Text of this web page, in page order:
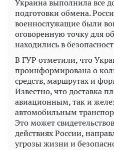
Украина выполнила все
подготовки обмена.
военнослужащие были
оговоренную точку для
находились в
В ГУР отметили, что
проинформирована о
средств, маршрутах и
Известно, что доставка
авиационным, так и
автомобильным
Это может
действиях России,
угрозы жизни и